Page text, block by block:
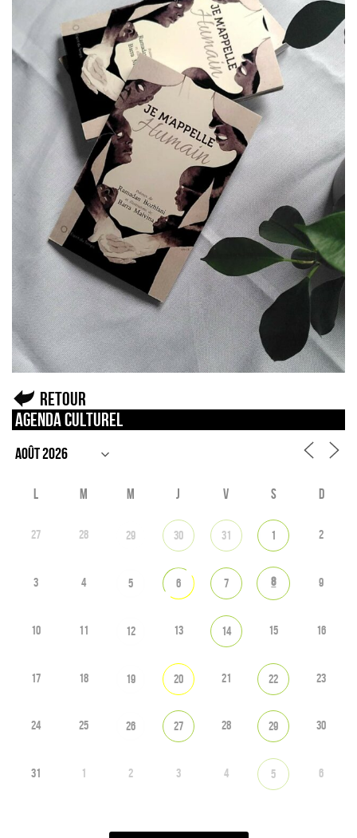
Retour
Agenda culturel
L M M J V S D
27 28 29 30 31 1 2
3 4 5 6 7 8 9
10 11 12 13 14 15 16
17 18 19 20 21 22 23
24 25 26 27 28 29 30
31 1 2 3 4 5 6